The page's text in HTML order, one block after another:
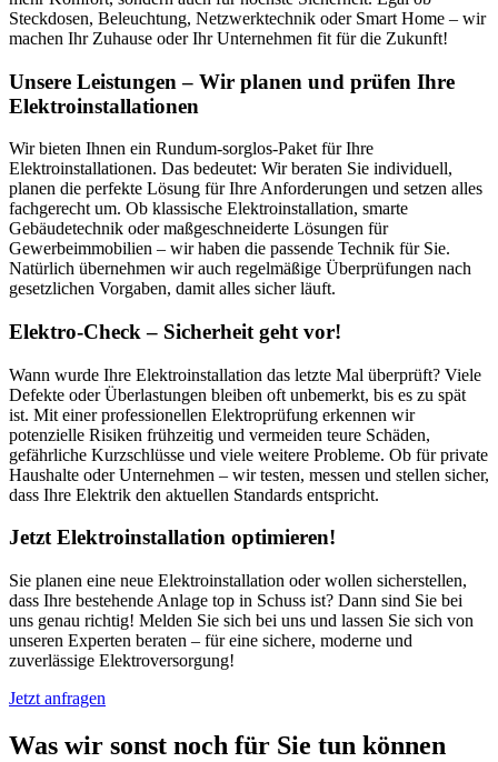
Steckdosen, Beleuchtung, Netzwerktechnik oder Smart Home – wir
machen Ihr Zuhause oder Ihr Unternehmen fit für die Zukunft!
Unsere Leistungen – Wir planen und prüfen Ihre
Elektroinstallationen
Wir bieten Ihnen ein Rundum-sorglos-Paket für Ihre
Elektroinstallationen. Das bedeutet: Wir beraten Sie individuell,
planen die perfekte Lösung für Ihre Anforderungen und setzen alles
fachgerecht um. Ob klassische Elektroinstallation, smarte
Gebäudetechnik oder maßgeschneiderte Lösungen für
Gewerbeimmobilien – wir haben die passende Technik für Sie.
Natürlich übernehmen wir auch regelmäßige Überprüfungen nach
gesetzlichen Vorgaben, damit alles sicher läuft.
Elektro-Check – Sicherheit geht vor!
Wann wurde Ihre Elektroinstallation das letzte Mal überprüft? Viele
Defekte oder Überlastungen bleiben oft unbemerkt, bis es zu spät
ist. Mit einer professionellen Elektroprüfung erkennen wir
potenzielle Risiken frühzeitig und vermeiden teure Schäden,
gefährliche Kurzschlüsse und viele weitere Probleme. Ob für private
Haushalte oder Unternehmen – wir testen, messen und stellen sicher,
dass Ihre Elektrik den aktuellen Standards entspricht.
Jetzt Elektroinstallation optimieren!
Sie planen eine neue Elektroinstallation oder wollen sicherstellen,
dass Ihre bestehende Anlage top in Schuss ist? Dann sind Sie bei
uns genau richtig! Melden Sie sich bei uns und lassen Sie sich von
unseren Experten beraten – für eine sichere, moderne und
zuverlässige Elektroversorgung!
Jetzt anfragen
Was wir sonst noch für Sie tun können